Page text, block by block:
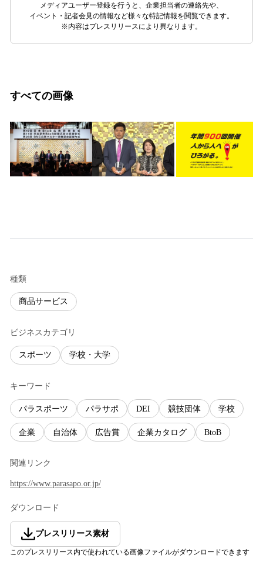
メディアユーザー登録を行うと、企業担当者の連絡先や、
イベント・記者会見の情報など様々な特記情報を閲覧できます。
※内容はプレスリリースにより異なります。
すべての画像
種類
商品サービス
ビジネスカテゴリ
スポーツ 学校・大学
キーワード
パラスポーツ パラサポ DEI 競技団体 学校
企業 自治体 広告賞 企業カタログ BtoB
関連リンク
https://www.parasapo.or.jp/
ダウンロード
プレスリリース素材
このプレスリリース内で使われている画像ファイルがダウンロードできます